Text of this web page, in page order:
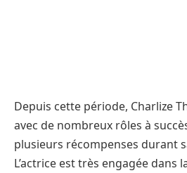
Depuis cette période, Charlize
avec de nombreux rôles à
plusieurs récompenses durant
L’actrice est très engagée dans